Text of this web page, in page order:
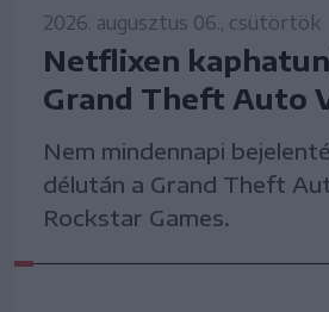
2026. augusztus 06., csütörtök
Netflixen
Grand Theft Auto
Nem mindennapi
délután a Grand Theft
Rockstar Games.